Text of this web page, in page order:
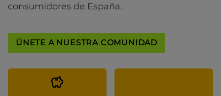
consumidores de España.
ÚNETE A NUESTRA COMUNIDAD